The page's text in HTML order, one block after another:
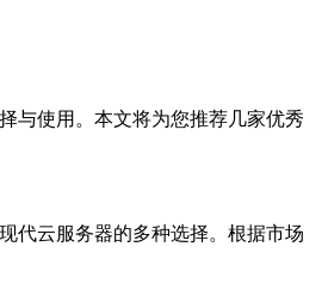
与使用。本文将为您推荐几家优秀
代云服务器的多种选择。根据市场